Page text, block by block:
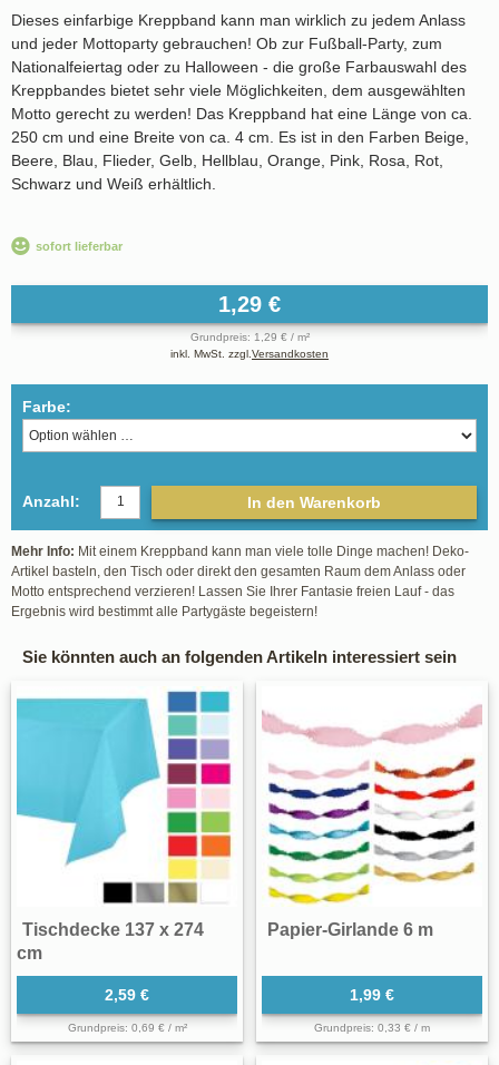
Dieses einfarbige Kreppband kann man wirklich zu jedem Anlass
und jeder Mottoparty gebrauchen! Ob zur Fußball-Party, zum
Nationalfeiertag oder zu Halloween - die große Farbauswahl des
Kreppbandes bietet sehr viele Möglichkeiten, dem ausgewählten
Motto gerecht zu werden! Das Kreppband hat eine Länge von ca.
250 cm und eine Breite von ca. 4 cm. Es ist in den Farben Beige,
Beere, Blau, Flieder, Gelb, Hellblau, Orange, Pink, Rosa, Rot,
Schwarz und Weiß erhältlich.
sofort lieferbar
1,29 €
Grundpreis: 1,29 € / m²
inkl. MwSt. zzgl. Versandkosten
Farbe:
Anzahl: In den Warenkorb
Mehr Info: Mit einem Kreppband kann man viele tolle Dinge machen! Deko-
Artikel basteln, den Tisch oder direkt den gesamten Raum dem Anlass oder
Motto entsprechend verzieren! Lassen Sie Ihrer Fantasie freien Lauf - das
Ergebnis wird bestimmt alle Partygäste begeistern!
Sie könnten auch an folgenden Artikeln interessiert sein
Tischdecke 137 x 274
cm
2,59 €
Grundpreis: 0,69 € / m²
Papier-Girlande 6 m
1,99 €
Grundpreis: 0,33 € / m